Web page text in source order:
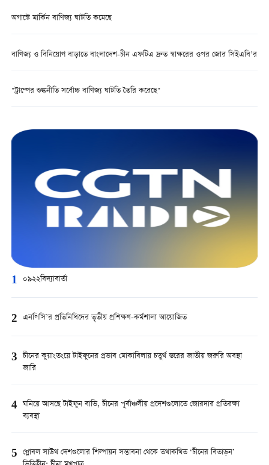
অগাস্টে মার্কিন বাণিজ্য ঘাটতি কমেছে
বাণিজ্য ও বিনিয়োগ বাড়াতে বাংলাদেশ-চীন এফটিএ দ্রুত স্বাক্ষরের ওপর জোর সিইএবি’র
"ট্রাম্পের শুল্কনীতি সর্বোচ্চ বাণিজ্য ঘাটতি তৈরি করেছে"
1 ০৯২২বিদ্যাবার্তা
2 এনপিসি’র প্রতিনিধিদের তৃতীয় প্রশিক্ষণ-কর্মশালা আয়োজিত
3 চীনের কুয়াংতংয়ে টাইফুনের প্রভাব মোকাবিলায় চতুর্থ স্তরের জাতীয় জরুরি অবস্থা
জারি
4 ঘনিয়ে আসছে টাইফুন বাভি, চীনের পূর্বাঞ্চলীয় প্রদেশগুলোতে জোরদার প্রতিরক্ষা
ব্যবস্থা
5 গ্লোবল সাউথ দেশগুলোর শিল্পায়ন সম্ভাবনা থেকে তথাকথিত ‘চীনের বিতাড়ন’